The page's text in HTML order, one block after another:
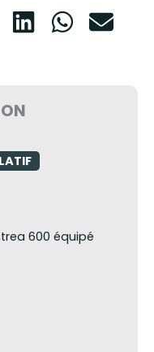
600 équipé